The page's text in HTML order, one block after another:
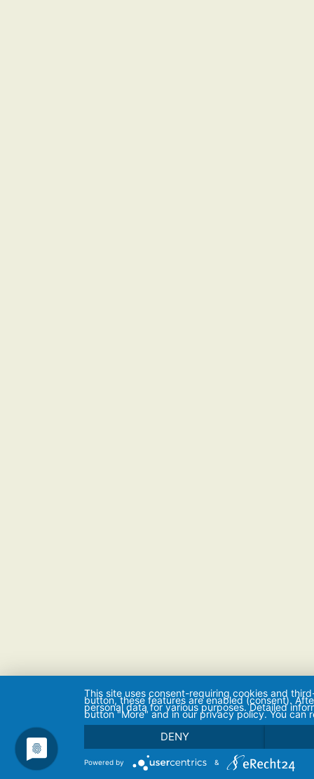
This site uses consent-requiring cookies and
button, these features are enabled (consent).
personal data for various purposes. Detailed
button "More" and in our privacy policy. You can
DENY
Powered by &